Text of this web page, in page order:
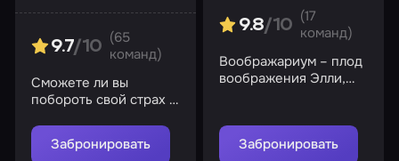
9.7/10
(65
команд)
Сможете ли вы
побороть свой страх и
скрывает проклятый
дом?Забронировать
9.8/10
(17
команд)
Воображариум – плод
воображения Элли,
интересуются
дочерью
Забронировать